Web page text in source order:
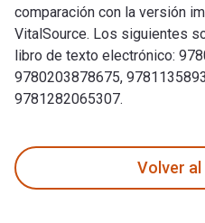
comparación con la versión
VitalSource. Los siguientes
libro de texto electrónico:
9780203878675,
9781282065307.
Volver